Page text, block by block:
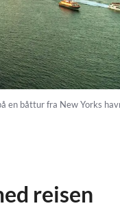
en båttur fra New Yorks
reisen